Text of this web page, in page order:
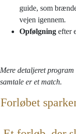
guide, som
vejen igennem.
Opfølgning efter
Mere detaljeret
samtale er et match.
Forløbet